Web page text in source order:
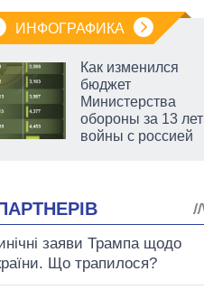
ИНФОГРАФИКА
Как изменился
бюджет
Министерства
обороны за 13 лет
войны с россией